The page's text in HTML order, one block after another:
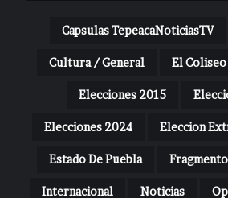
Capsulas TepeacaNoticiasTV
Cultura / General El Coliseo
Elecciones 2015
Elecciones 2024 Eleccion
Estado De Puebla
Internacional Noticias